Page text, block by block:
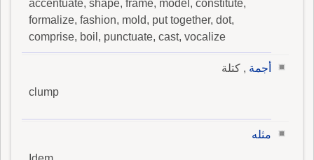
accentuate, shape, frame, model, constitute,
formalize, fashion, mold, put together, dot,
comprise, boil, punctuate, cast, vocalize
أجمة , كتلة
clump
مثله